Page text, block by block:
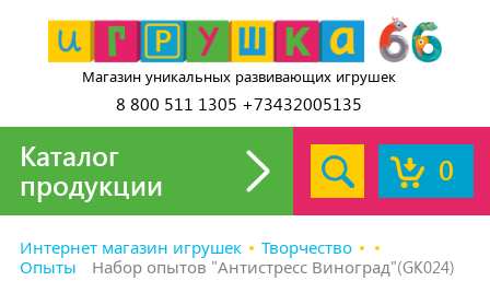
Магазин уникальных развивающих игрушек
8 800 511 1305 +73432005135
0
Каталог
продукции
Интернет магазин игрушек
Творчество
Опыты
Набор опытов "Антистресс Виноград"(GK024)